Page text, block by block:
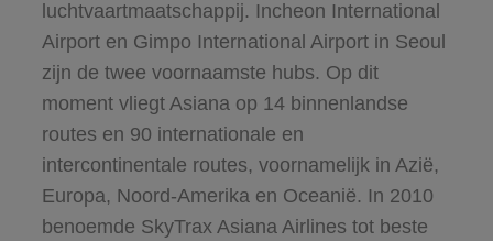
luchtvaartmaatschappij. Incheon International
Airport en Gimpo International Airport in Seoul
zijn de twee voornaamste hubs. Op dit
moment vliegt Asiana op 14 binnenlandse
routes en 90 internationale en
intercontinentale routes, voornamelijk in Azië,
Europa, Noord-Amerika en Oceanië. In 2010
benoemde SkyTrax Asiana Airlines tot beste